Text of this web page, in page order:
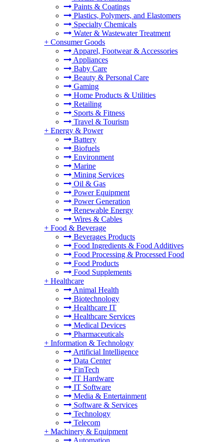
Paints & Coatings
Plastics, Polymers, and Elastomers
Specialty Chemicals
Water & Wastewater Treatment
+ Consumer Goods
Apparel, Footwear & Accessories
Appliances
Baby Care
Beauty & Personal Care
Gaming
Home Products & Utilities
Retailing
Sports & Fitness
Travel & Tourism
+ Energy & Power
Battery
Biofuels
Environment
Marine
Mining Services
Oil & Gas
Power Equipment
Power Generation
Renewable Energy
Wires & Cables
+ Food & Beverage
Beverages Products
Food Ingredients & Food Additives
Food Processing & Processed Food
Food Products
Food Supplements
+ Healthcare
Animal Health
Biotechnology
Healthcare IT
Healthcare Services
Medical Devices
Pharmaceuticals
+ Information & Technology
Artificial Intelligence
Data Center
FinTech
IT Hardware
IT Software
Media & Entertainment
Software & Services
Technology
Telecom
+ Machinery & Equipment
Automation